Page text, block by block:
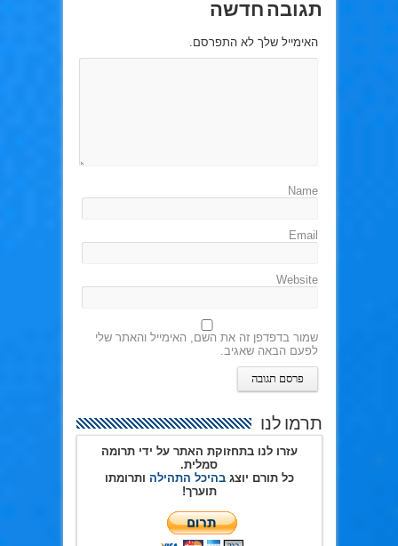
תגובה חדשה
האימייל שלך לא התפרסם.
Name
Email
Website
שמור בדפדפן זה את השם, האימייל והאתר שלי
לפעם הבאה שאגיב.
תרמו לנו
עזרו לנו בתחזוקת האתר על ידי תרומה
סמלית.
כל תורם יוצגבהיכל התהילה ותרומתו
תוערך!